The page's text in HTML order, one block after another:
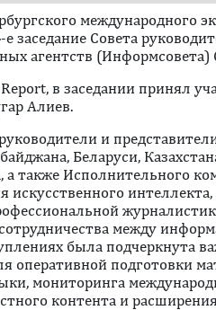
е заседание Совета
агентств (Информсовета)
в заседании принял
Алиев.
и
Беларуси,
а также Исполнительного
искусственного
между
была подчеркнута
оперативной подготовки
мониторинга
контента и